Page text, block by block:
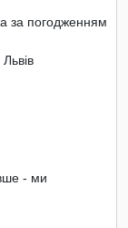
за погодженням
- ми